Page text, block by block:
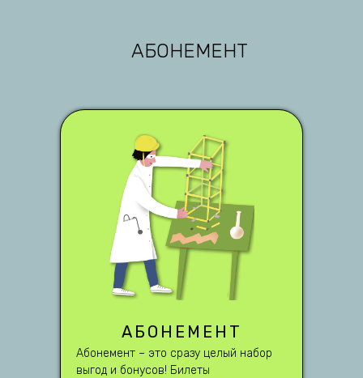
АБОНЕМЕНТ
Абонемент – это сразу целый набор
выгод и бонусов! Билеты
АБОНЕМЕНТ